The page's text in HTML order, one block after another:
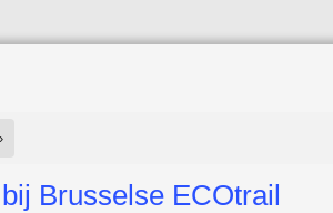
Brusselse ECOtrail